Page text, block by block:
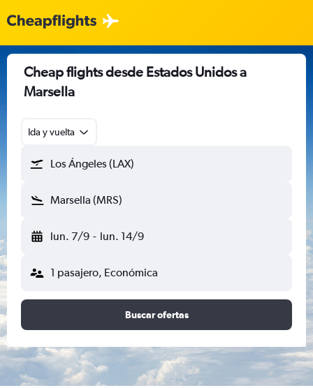
Cheap flights desde Estados Unidos a
Marsella
Ida y vuelta
Los Ángeles (LAX)
Marsella (MRS)
lun. 7/9 - lun. 14/9
1 pasajero, Económica
Buscar ofertas